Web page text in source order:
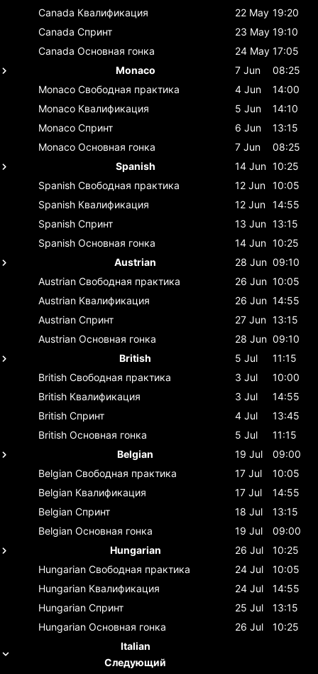
Canada Квалификация 22 May 19:20
Canada Спринт 23 May 19:10
Canada Основная гонка 24 May 17:05
Monaco
7 Jun
08:25
Monaco Свободная практика 4 Jun
14:00
Monaco Квалификация 5 Jun
14:10
Monaco Спринт 6 Jun
13:15
Monaco Основная гонка 7 Jun
08:25
Spanish
14 Jun 10:25
Spanish Свободная практика 12 Jun 10:05
Spanish Квалификация 12 Jun 14:55
Spanish Спринт 13 Jun 13:15
Spanish Основная гонка 14 Jun 10:25
Austrian
28 Jun 09:10
Austrian Свободная практика 26 Jun 10:05
Austrian Квалификация 26 Jun 14:55
Austrian Спринт 27 Jun 13:15
Austrian Основная гонка 28 Jun 09:10
British
5 Jul
11:15
British Свободная практика 3 Jul
10:00
British Квалификация 3 Jul
14:55
British Спринт 4 Jul
13:45
British Основная гонка 5 Jul
11:15
Belgian
19 Jul
09:00
Belgian Свободная практика 17 Jul
10:05
Belgian Квалификация 17 Jul
14:55
Belgian Спринт 18 Jul
13:15
Belgian Основная гонка 19 Jul
09:00
Hungarian
26 Jul
10:25
Hungarian Свободная практика 24 Jul
10:05
Hungarian Квалификация 24 Jul
14:55
Hungarian Спринт 25 Jul
13:15
Hungarian Основная гонка 26 Jul
10:25
Italian
Следующий